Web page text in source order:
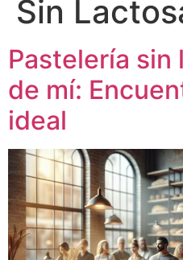
Sin
Pastelería sin
de mí:
ideal